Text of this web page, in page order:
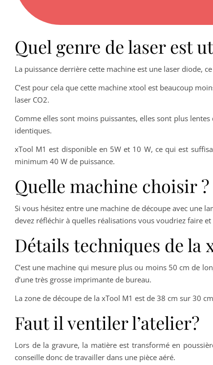
Quel genre de laser est
La puissance derrière cette machine est une laser diode,
C’est pour cela que cette machine xtool est beaucoup
laser CO2.
Comme elles sont moins puissantes, elles sont plus
identiques.
xTool M1 est disponible en 5W et 10 W, ce qui est
minimum 40 W de puissance.
Quelle machine choisir ?
Si vous hésitez entre une machine de découpe avec une
devez réfléchir à quelles réalisations vous voudriez faire
Détails techniques de la
C’est une machine qui mesure plus ou moins 50 cm de
d’une très grosse imprimante de bureau.
La zone de découpe de la xTool M1 est de 38 cm sur 30
Faut il ventiler l’atelier?
Lors de la gravure, la matière est transformé en
conseille donc de travailler dans une pièce aéré.